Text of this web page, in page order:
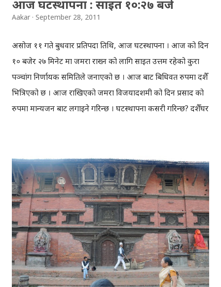
आज घटस्थापना : साइत १०:२७ बजे
Aakar September 28, 2011
असोज ११ गते बुधवार प्रतिपदा तिथि, आज घटस्थापना । आज को दिन
१० बजेर २७ मिनेट मा जमरा राख्न को लागि साइत उत्तम रहेको कुरा
पञ्चांग निर्णायक समितिले जनाएको छ । आज बाट बिधिवत रुपमा दशैँ
भित्रिएको छ । आज राखिएको जमरा विजयादशमी को दिन प्रसाद को
रुपमा मान्यजन बाट लगाइने गरिन्छ । घटस्थापना कसरी गरिन्छ? दशैँघर
घटस्थापना गरिन्छ ।घर को पुजा कोठा वा दशैँघरमा घडामा बाहिरबाट
माटो र गोबर टाँसेर त्यसमा गहुँ,जौ, मकै आदि छरिन्छ । उक्त घडालाई
टपरी मा राखिएको चामल माथि राखिन्छ । घडा को बाहिर गहुँ,जौ आदि
छरिन्छ भने, भित्र चाँही पानी राखिन्छ र माथिबाट आँप, पिपल लगायत
का पात र फूल राखिन्छ । साथै, आफ्नो देवीदेउता, कुल आदिलाई
चढाउनुपर्ने स्थानअनुसार दुनामा पनि जमरा राखिन्छ । अष्टमीको दिनमा
भने खुँडा,खुकुरी,चुलेसी,चक्कु आदि लगायतका हतियारहरु को पनि
पुजा गरिन्छ । घटस्थापना गरेपछि ९ दिन सम्म शक्ति की प्रतिमुर्ती
देवीको आराधना गरिन्छ । आफ्नो परम्परा र रितिस्थिति अनुसार दशैँ